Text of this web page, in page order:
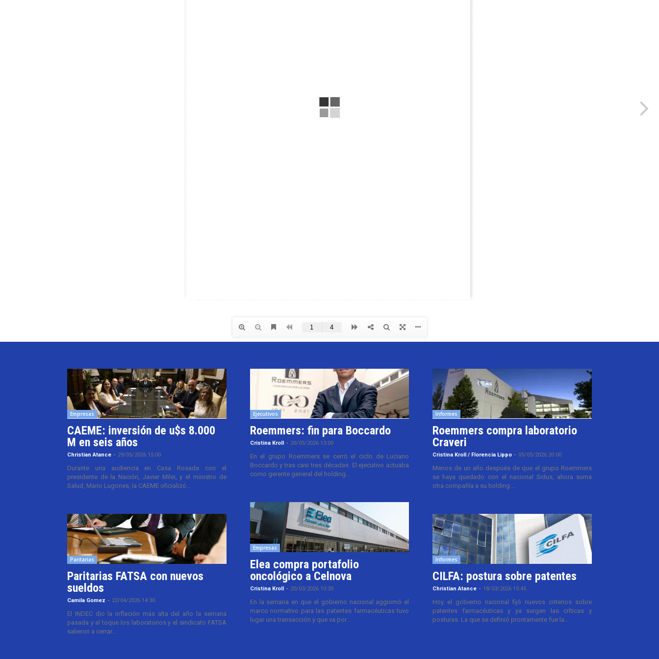
Empresas
CAEME: inversión de u$s 8.000
M en seis años
Christian Atance - 29/05/2026 15:00
Durante una audiencia en Casa Rosada con el
presidente de la Nación, Javier Milei, y el ministro de
Salud, Mario Lugones, la CAEME oficializó...
Paritarias
Paritarias FATSA con nuevos
sueldos
Camila Gomez - 22/04/2026 14:30
El INDEC dio la inflación más alta del año la semana
pasada y al toque los laboratorios y el sindicato FATSA
salieron a cerrar...
Ejecutivos
Roemmers: fin para Boccardo
Cristina Kroll - 20/05/2026 13:00
En el grupo Roemmers se cerró el ciclo de Luciano
Boccardo y tras casi tres décadas. El ejecutivo actuaba
como gerente general del holding...
Empresas
Elea compra portafolio
oncológico a Celnova
Cristina Kroll - 20/03/2026 10:30
En la semana en que el gobierno nacional aggiornó el
marco normativo para las patentes farmacéuticas tuvo
lugar una transacción y que va por...
Informes
Roemmers compra laboratorio
Craveri
Cristina Kroll / Florencia Lippo - 05/05/2026 20:00
Menos de un año después de que el grupo Roemmers
se haya quedado con el nacional Sidus, ahora suma
otra compañía a su holding....
Informes
CILFA: postura sobre patentes
Christian Atance - 18/03/2026 15:45
Hoy el gobierno nacional fijó nuevos criterios sobre
patentes farmacéuticas y ya surgen las críticas y
posturas. La que se definió prontamente fue la...